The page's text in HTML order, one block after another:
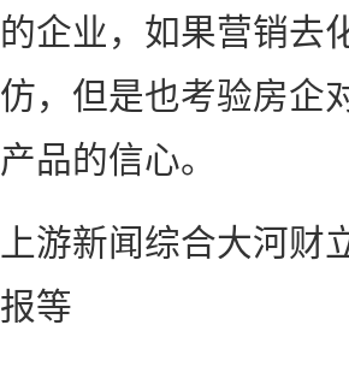
的企业，如果营销去
仿，但是也考验房企
产品的信心。
上游新闻综合大河
报等